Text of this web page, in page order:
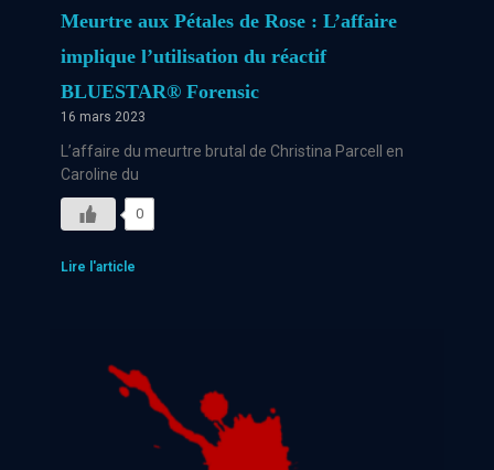
Meurtre aux Pétales de Rose : L’affaire
implique l’utilisation du réactif
BLUESTAR® Forensic
16 mars 2023
L’affaire du meurtre brutal de Christina Parcell en
Caroline du
0
Lire l'article